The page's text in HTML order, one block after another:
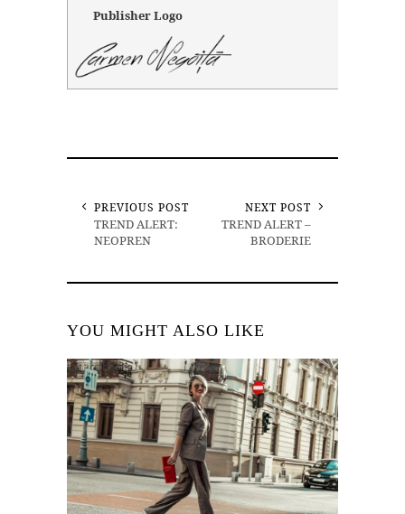
Publisher Logo
PREVIOUS POST
TREND ALERT:
NEOPREN
NEXT POST
TREND ALERT –
BRODERIE
YOU MIGHT ALSO LIKE